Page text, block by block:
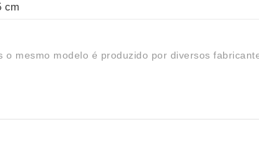
cm
mesmo modelo é produzido por diversos